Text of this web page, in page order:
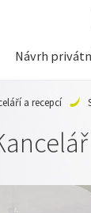
Návrh
a recepcí